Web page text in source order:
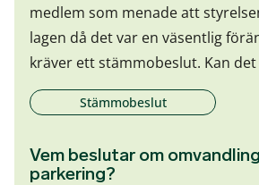
medlem som menade att
lagen då det var en väsentlig
kräver ett stämmobeslut. Kan det
Stämmobeslut
Vem beslutar om
parkering?